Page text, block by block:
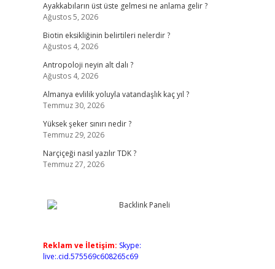
Ayakkabıların üst üste gelmesi ne anlama gelir ?
Ağustos 5, 2026
Biotin eksikliğinin belirtileri nelerdir ?
Ağustos 4, 2026
Antropoloji neyin alt dalı ?
Ağustos 4, 2026
Almanya evlilik yoluyla vatandaşlık kaç yıl ?
Temmuz 30, 2026
Yüksek şeker sınırı nedir ?
Temmuz 29, 2026
Narçiçeği nasıl yazılır TDK ?
Temmuz 27, 2026
Reklam ve İletişim: Skype:
live:.cid.575569c608265c69